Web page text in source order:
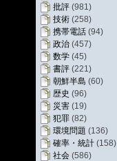
批評 (981)
技術 (258)
携帯電話 (94)
政治 (457)
数学 (45)
書評 (221)
朝鮮半島 (60)
歴史 (96)
災害 (19)
犯罪 (82)
環境問題 (136)
確率・統計 (158)
社会 (586)